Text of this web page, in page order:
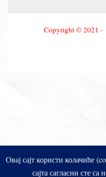
Copyright © 2021
Овај сајт користи колачиће
сајта сагласни сте